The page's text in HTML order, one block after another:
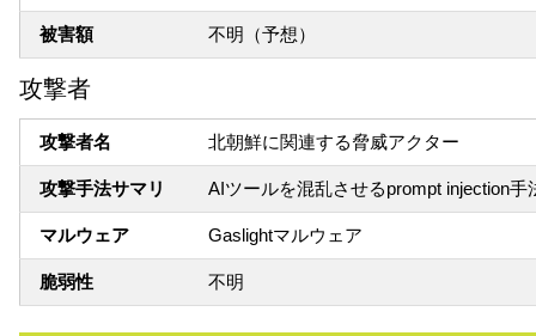
被害額 不明（予想）
攻撃者
攻撃者名 北朝鮮に関連する脅威アクター
攻撃手法サマリ AIツールを混乱させるprompt injection手
マルウェア Gaslightマルウェア
脆弱性 不明